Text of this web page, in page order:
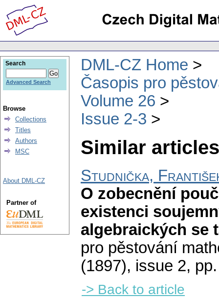
DML-CZ Home
Časopis pro
Volume 26
Issue 2-3
Similar
Studnička,
O zobecnění
existenci
algebraických se
pro pěstování
(1897), issue 2,
-> Back to article
Search
Advanced Search
Browse
Collections
Titles
Authors
MSC
About DML-CZ
Partner of